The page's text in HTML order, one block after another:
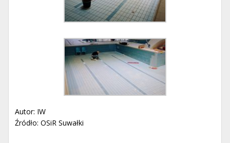
Autor: IW
Źródło: OSiR Suwałki